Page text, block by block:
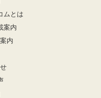
ムとは
案内
内